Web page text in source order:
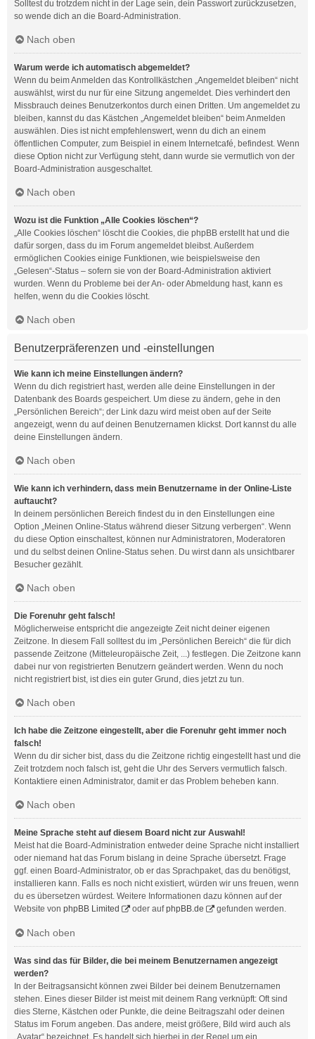
Solltest du trotzdem nicht in der Lage sein, dein Passwort zurückzusetzen,
so wende dich an die Board-Administration.
Nach oben
Warum werde ich automatisch abgemeldet?
Wenn du beim Anmelden das Kontrollkästchen „Angemeldet bleiben“ nicht
auswählst, wirst du nur für eine Sitzung angemeldet. Dies verhindert den
Missbrauch deines Benutzerkontos durch einen Dritten. Um angemeldet zu
bleiben, kannst du das Kästchen „Angemeldet bleiben“ beim Anmelden
auswählen. Dies ist nicht empfehlenswert, wenn du dich an einem
öffentlichen Computer, zum Beispiel in einem Internetcafé, befindest. Wenn
diese Option nicht zur Verfügung steht, dann wurde sie vermutlich von der
Board-Administration ausgeschaltet.
Nach oben
Wozu ist die Funktion „Alle Cookies löschen“?
„Alle Cookies löschen“ löscht die Cookies, die phpBB erstellt hat und die
dafür sorgen, dass du im Forum angemeldet bleibst. Außerdem
ermöglichen Cookies einige Funktionen, wie beispielsweise den
„Gelesen“-Status – sofern sie von der Board-Administration aktiviert
wurden. Wenn du Probleme bei der An- oder Abmeldung hast, kann es
helfen, wenn du die Cookies löscht.
Nach oben
Benutzerpräferenzen und -einstellungen
Wie kann ich meine Einstellungen ändern?
Wenn du dich registriert hast, werden alle deine Einstellungen in der
Datenbank des Boards gespeichert. Um diese zu ändern, gehe in den
„Persönlichen Bereich“; der Link dazu wird meist oben auf der Seite
angezeigt, wenn du auf deinen Benutzernamen klickst. Dort kannst du alle
deine Einstellungen ändern.
Nach oben
Wie kann ich verhindern, dass mein Benutzername in der Online-Liste
auftaucht?
In deinem persönlichen Bereich findest du in den Einstellungen eine
Option „Meinen Online-Status während dieser Sitzung verbergen“. Wenn
du diese Option einschaltest, können nur Administratoren, Moderatoren
und du selbst deinen Online-Status sehen. Du wirst dann als unsichtbarer
Besucher gezählt.
Nach oben
Die Forenuhr geht falsch!
Möglicherweise entspricht die angezeigte Zeit nicht deiner eigenen
Zeitzone. In diesem Fall solltest du im „Persönlichen Bereich“ die für dich
passende Zeitzone (Mitteleuropäische Zeit, ...) festlegen. Die Zeitzone kann
dabei nur von registrierten Benutzern geändert werden. Wenn du noch
nicht registriert bist, ist dies ein guter Grund, dies jetzt zu tun.
Nach oben
Ich habe die Zeitzone eingestellt, aber die Forenuhr geht immer noch
falsch!
Wenn du dir sicher bist, dass du die Zeitzone richtig eingestellt hast und die
Zeit trotzdem noch falsch ist, geht die Uhr des Servers vermutlich falsch.
Kontaktiere einen Administrator, damit er das Problem beheben kann.
Nach oben
Meine Sprache steht auf diesem Board nicht zur Auswahl!
Meist hat die Board-Administration entweder deine Sprache nicht installiert
oder niemand hat das Forum bislang in deine Sprache übersetzt. Frage
ggf. einen Board-Administrator, ob er das Sprachpaket, das du benötigst,
installieren kann. Falls es noch nicht existiert, würden wir uns freuen, wenn
du es übersetzen würdest. Weitere Informationen dazu können auf der
Website von phpBB Limited oder aufphpBB.de gefunden werden.
Nach oben
Was sind das für Bilder, die bei meinem Benutzernamen angezeigt
werden?
In der Beitragsansicht können zwei Bilder bei deinem Benutzernamen
stehen. Eines dieser Bilder ist meist mit deinem Rang verknüpft: Oft sind
dies Sterne, Kästchen oder Punkte, die deine Beitragszahl oder deinen
Status im Forum angeben. Das andere, meist größere, Bild wird auch als
„Avatar“ bezeichnet. Es handelt sich hierbei in der Regel um ein